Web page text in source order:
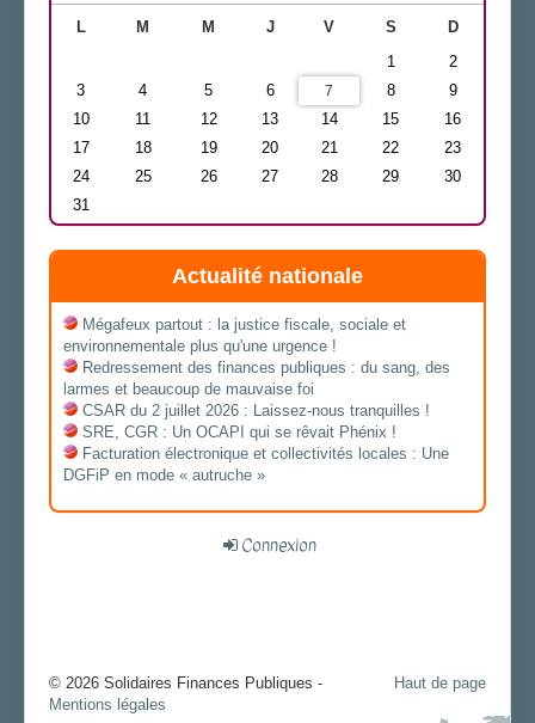
L M M J V S
D
1
2
3
4 5 6 7 8
9
10
11 12 13 14 15
16
17
18 19 20 21 22
23
24
25 26 27 28 29
30
31
Actualité nationale
Mégafeux partout : la justice fiscale, sociale et
environnementale plus qu'une urgence !
Redressement des finances publiques : du sang, des
larmes et beaucoup de mauvaise foi
CSAR du 2 juillet 2026 : Laissez-nous tranquilles !
SRE, CGR : Un OCAPI qui se rêvait Phénix !
Facturation électronique et collectivités locales : Une
DGFiP en mode « autruche »
Connexion
Haut de page
© 2026 Solidaires Finances Publiques -
Mentions légales